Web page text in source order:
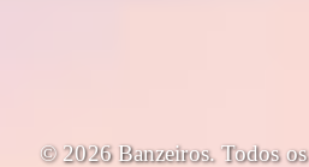
© 2026 Banzeiros. Todos